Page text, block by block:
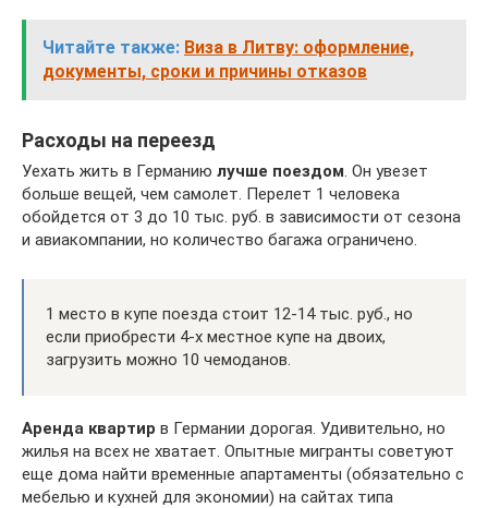
Читайте также: Виза в Литву: оформление,
документы, сроки и причины отказов
Расходы на переезд
Уехать жить в Германию лучше поездом. Он увезет
больше вещей, чем самолет. Перелет 1 человека
обойдется от 3 до 10 тыс. руб. в зависимости от сезона
и авиакомпании, но количество багажа ограничено.
1 место в купе поезда стоит 12-14 тыс. руб., но
если приобрести 4-х местное купе на двоих,
загрузить можно 10 чемоданов.
Аренда квартир в Германии дорогая. Удивительно, но
жилья на всех не хватает. Опытные мигранты советуют
еще дома найти временные апартаменты (обязательно с
мебелью и кухней для экономии) на сайтах типа